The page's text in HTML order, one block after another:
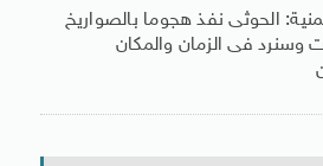
الحوثى نفذ هجوما بالصواريخ
وسنرد فى الزمان والمكان